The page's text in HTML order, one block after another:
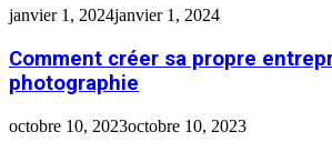
janvier 1, 2024janvier 1, 2024
Comment créer sa propre
photographie
octobre 10, 2023octobre 10, 2023